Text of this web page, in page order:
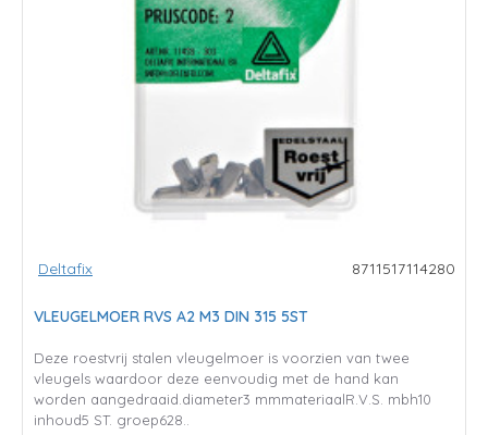
Deltafix 8711517114280
VLEUGELMOER RVS A2 M3 DIN 315 5ST
Deze roestvrij stalen vleugelmoer is voorzien van twee
vleugels waardoor deze eenvoudig met de hand kan
worden aangedraaid.diameter3 mmmateriaalR.V.S. mbh10
inhoud5 ST. groep628..